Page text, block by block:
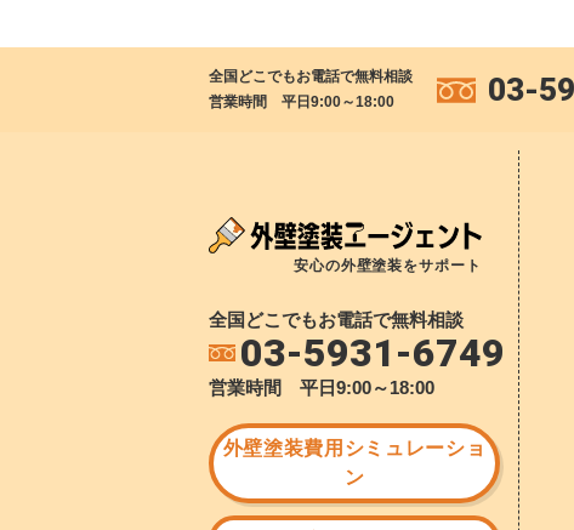
全国どこでもお電話で無料相談
営業時間 平日9:00～18:00
03-
安心の外壁塗装をサポート
全国どこでもお電話で無料相談
03-5931-6749
営業時間 平日9:00～18:00
外壁塗装費用シミュレーショ
ン